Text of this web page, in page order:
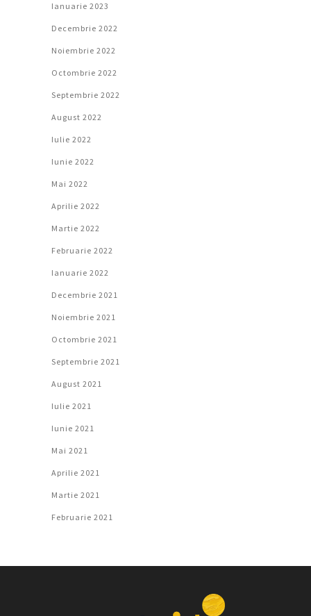
Ianuarie 2023
Decembrie 2022
Noiembrie 2022
Octombrie 2022
Septembrie 2022
August 2022
Iulie 2022
Iunie 2022
Mai 2022
Aprilie 2022
Martie 2022
Februarie 2022
Ianuarie 2022
Decembrie 2021
Noiembrie 2021
Octombrie 2021
Septembrie 2021
August 2021
Iulie 2021
Iunie 2021
Mai 2021
Aprilie 2021
Martie 2021
Februarie 2021